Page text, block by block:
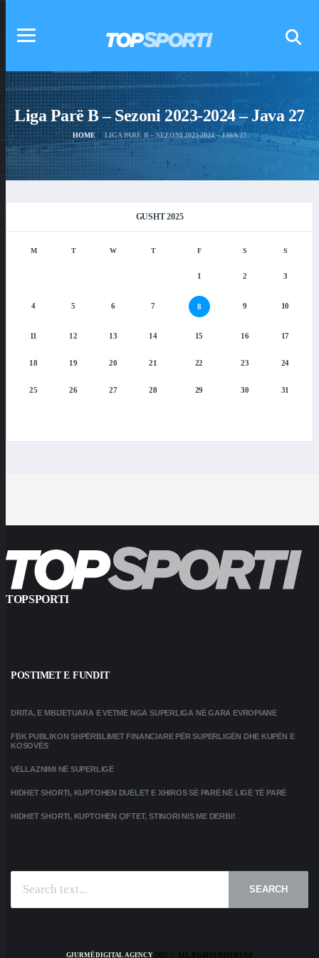
Liga Parë B – Sezoni 2023-2024 – Java 27
HOME LIGA PARË B – SEZONI 2023-2024 – JAVA 27
GUSHT 2025
M T W T F S S
1 2 3
4 5 6 7 8 9 10
11 12 13 14 15 16 17
18 19 20 21 22 23 24
25 26 27 28 29 30 31
TOPSPORTI
POSTIMET E FUNDIT
DRITA, E MBIJETUARA E VETME NGA SUPERLIGA NË GARA EVROPIANE
FBK PUBLIKON SHPËRBLIMET FINANCIARE PËR SUPERLIGËN DHE KUPËN E
KOSOVËS
VËLLAZNIMI NË SUPERLIGË
HIDHET SHORTI, KUPTOHEN DUELET E XHIROS SË PARË NË LIGË TË PARË
HIDHET SHORTI, KUPTOHEN ÇIFTET, STINORI NIS ME DERBI!
SEARCH
GJURMË DIGITAL AGENCY2025 | ALL RIGHTS RESERVED